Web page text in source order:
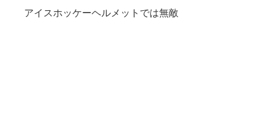
アイスホッケーヘルメットでは無敵